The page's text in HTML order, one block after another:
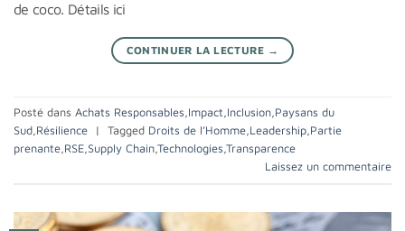
de coco. Détails ici
CONTINUER LA LECTURE →
Posté dans Achats Responsables Impact Inclusion Paysans du
Sud Résilience | Tagged Droits de l’Homme Leadership Partie
prenante RSE Supply Chain Technologies Transparence
Laissez un commentaire